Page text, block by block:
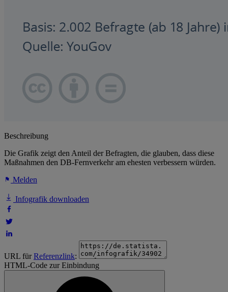
Beschreibung
Die Grafik zeigt den Anteil der Befragten, die glauben, dass diese
Maßnahmen den DB-Fernverkehr am ehesten verbessern würden.
Melden
Infografik downloaden
URL fürReferenzlink:
HTML-Code zur Einbindung